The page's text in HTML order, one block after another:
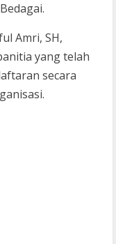
Amri, SH,
yang telah
secara